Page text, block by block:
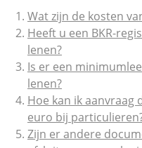
Wat zijn de kosten
Heeft u een BKR-
lenen?
Is er een
lenen?
Hoe kan ik aanvraag
euro bij
Zijn er andere